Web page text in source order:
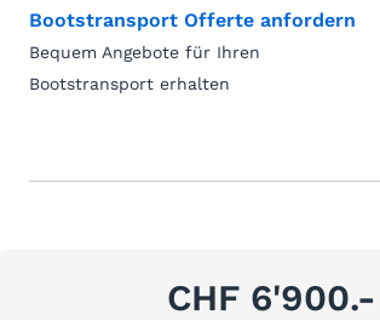
Bootstransport Offerte anfordern
Bequem Angebote für Ihren
Bootstransport erhalten
CHF 6'900.-